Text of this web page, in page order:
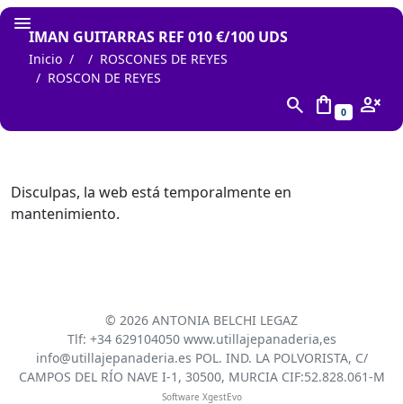
IMAN GUITARRAS REF 010 €/100 UDS
Inicio
ROSCONES DE REYES
ROSCON DE REYES
search shopping_bag 0 person_cancel
Disculpas, la web está temporalmente en
mantenimiento.
© 2026 ANTONIA BELCHI LEGAZ
Tlf: +34 629104050 www.utillajepanaderia,es
info@utillajepanaderia.es POL. IND. LA POLVORISTA, C/
CAMPOS DEL RÍO NAVE I-1, 30500, MURCIA CIF:52.828.061-M
Software XgestEvo